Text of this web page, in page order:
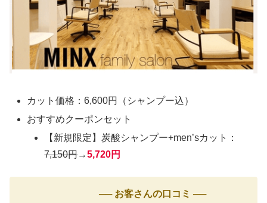
カット価格：6,600円（シャンプー込）
おすすめクーポンセット
【新規限定】炭酸シャンプー+men’sカット：
7,150円→5,720円
── お客さんの口コミ ──